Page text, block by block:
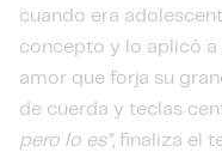
cuando era
concepto y lo aplicó a
amor que forja su
de cuerda y teclas
pero lo es”, finaliza el